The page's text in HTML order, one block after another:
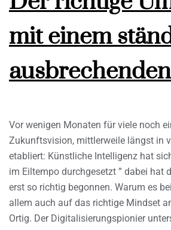
mit einem
Vor wenigen Monaten für viele noch
Zukunftsvision, mittlerweile längst in
etabliert: Künstliche Intelligenz hat
im Eiltempo durchgesetzt ” dabei hat
erst so richtig begonnen. Warum es
allem auch auf das richtige Mindset
Ortig. Der Digitalisierungspionier